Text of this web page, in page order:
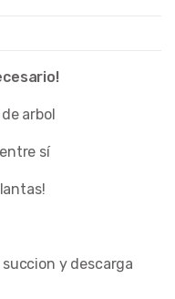
arbol
sí
y descarga